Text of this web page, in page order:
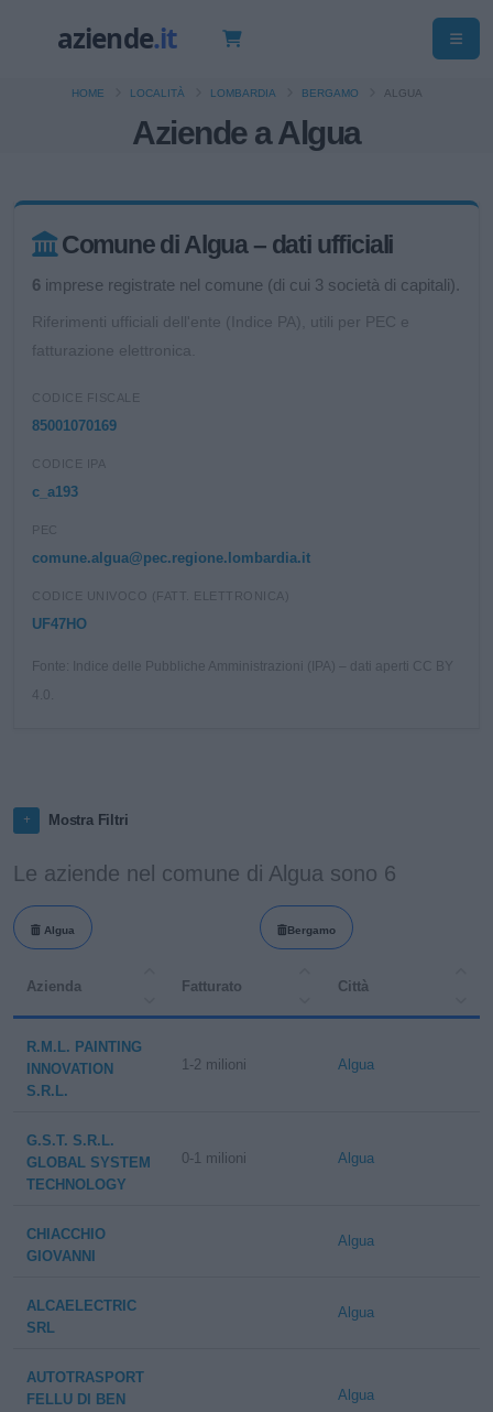
Aziende a Algua
HOME LOCALITÀ LOMBARDIA BERGAMO ALGUA
Comune di Algua – dati ufficiali
6 imprese registrate nel comune (di cui 3 società di capitali).
Riferimenti ufficiali dell'ente (Indice PA), utili per PEC e
fatturazione elettronica.
CODICE FISCALE
85001070169
CODICE IPA
c_a193
PEC
comune.algua@pec.regione.lombardia.it
CODICE UNIVOCO (FATT. ELETTRONICA)
UF47HO
Fonte: Indice delle Pubbliche Amministrazioni (IPA) – dati aperti CC BY
Mostra Filtri
Le aziende nel comune di Algua sono 6
Algua Bergamo
Azienda Fatturato Città
R.M.L. PAINTING
INNOVATION
S.R.L.
1-2 milioni Algua
G.S.T. S.R.L.
GLOBAL SYSTEM
TECHNOLOGY
0-1 milioni Algua
CHIACCHIO
GIOVANNI
Algua
ALCAELECTRIC
SRL
Algua
AUTOTRASPORT
FELLU DI BEN
Algua